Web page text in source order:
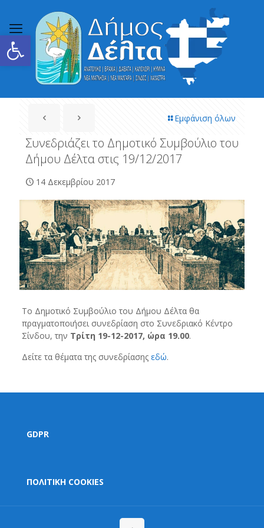
Ανοίξτε τη γραμμή εργαλείων
Εμφάνιση όλων
Συνεδριάζει το Δημοτικό Συμβούλιο του
Δήμου Δέλτα στις 19/12/2017
14 Δεκεμβρίου 2017
Το Δημοτικό Συμβούλιο του Δήμου Δέλτα θα
πραγματοποιήσει συνεδρίαση στο Συνεδριακό Κέντρο
Σίνδου, την Τρίτη 19-12-2017, ώρα 19.00.
Δείτε τα θέματα της συνεδρίασης εδώ.
GDPR
ΠΟΛΙΤΙΚΗ COOKIES